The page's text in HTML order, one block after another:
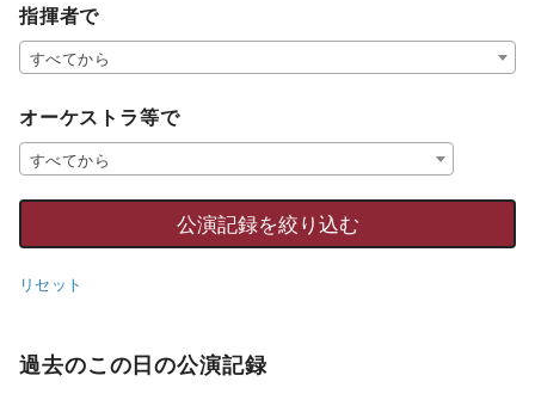
指揮者で
すべてから
オーケストラ等で
すべてから
リセット
過去のこの日の公演記録